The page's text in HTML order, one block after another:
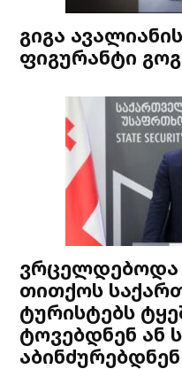
გიგა
ფიგურანტი
ვრცელდებოდა
თითქოს
ტურისტებს
ტოვებდნენ ან
აბინძურებდნენ